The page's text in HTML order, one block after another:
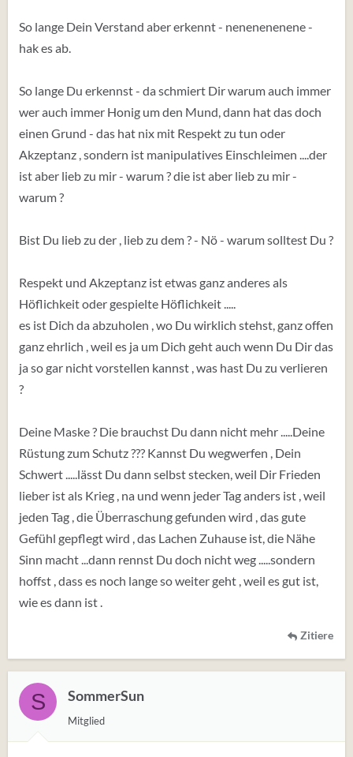
So lange Dein Verstand aber erkennt - nenenenenene -
hak es ab.
So lange Du erkennst - da schmiert Dir warum auch immer
wer auch immer Honig um den Mund, dann hat das doch
einen Grund - das hat nix mit Respekt zu tun oder
Akzeptanz , sondern ist manipulatives Einschleimen ....der
ist aber lieb zu mir - warum ? die ist aber lieb zu mir -
warum ?
Bist Du lieb zu der , lieb zu dem ? - Nö - warum solltest Du ?
Respekt und Akzeptanz ist etwas ganz anderes als
Höflichkeit oder gespielte Höflichkeit .....
es ist Dich da abzuholen , wo Du wirklich stehst, ganz offen
ganz ehrlich , weil es ja um Dich geht auch wenn Du Dir das
ja so gar nicht vorstellen kannst , was hast Du zu verlieren
?
Deine Maske ? Die brauchst Du dann nicht mehr .....Deine
Rüstung zum Schutz ??? Kannst Du wegwerfen , Dein
Schwert .....lässt Du dann selbst stecken, weil Dir Frieden
lieber ist als Krieg , na und wenn jeder Tag anders ist , weil
jeden Tag , die Überraschung gefunden wird , das gute
Gefühl gepflegt wird , das Lachen Zuhause ist, die Nähe
Sinn macht ...dann rennst Du doch nicht weg .....sondern
hoffst , dass es noch lange so weiter geht , weil es gut ist,
wie es dann ist .
Zitiere
S SommerSun
Mitglied